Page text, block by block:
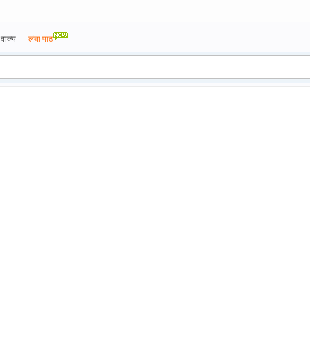
वाक्य लंबा पाठ